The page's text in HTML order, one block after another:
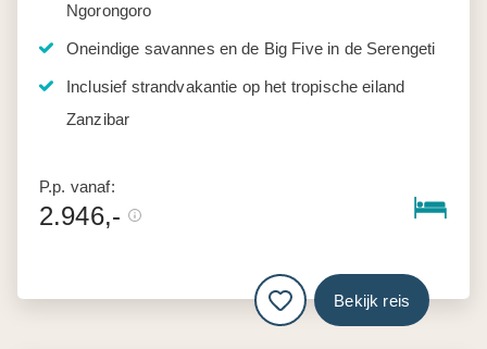
Ngorongoro
Oneindige savannes en de Big Five in de Serengeti
Inclusief strandvakantie op het tropische eiland
Zanzibar
P.p. vanaf:
2.946,-
Bekijk reis